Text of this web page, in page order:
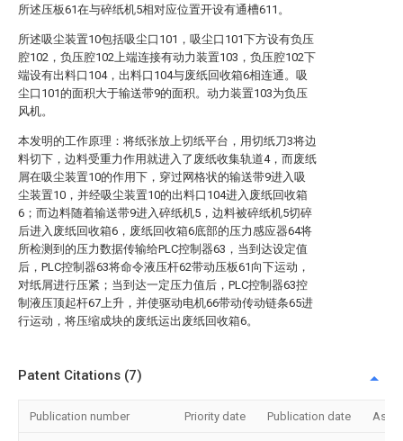
所述压板61在与碎纸机5相对应位置开设有通槽611。
所述吸尘装置10包括吸尘口101，吸尘口101下方设有负压
腔102，负压腔102上端连接有动力装置103，负压腔102下
端设有出料口104，出料口104与废纸回收箱6相连通。吸
尘口101的面积大于输送带9的面积。动力装置103为负压
风机。
本发明的工作原理：将纸张放上切纸平台，用切纸刀3将边
料切下，边料受重力作用就进入了废纸收集轨道4，而废纸
屑在吸尘装置10的作用下，穿过网格状的输送带9进入吸
尘装置10，并经吸尘装置10的出料口104进入废纸回收箱
6；而边料随着输送带9进入碎纸机5，边料被碎纸机5切碎
后进入废纸回收箱6，废纸回收箱6底部的压力感应器64将
所检测到的压力数据传输给PLC控制器63，当到达设定值
后，PLC控制器63将命令液压杆62带动压板61向下运动，
对纸屑进行压紧；当到达一定压力值后，PLC控制器63控
制液压顶起杆67上升，并使驱动电机66带动传动链条65进
行运动，将压缩成块的废纸运出废纸回收箱6。
Patent Citations (7)
Publication number Priority date Publication date